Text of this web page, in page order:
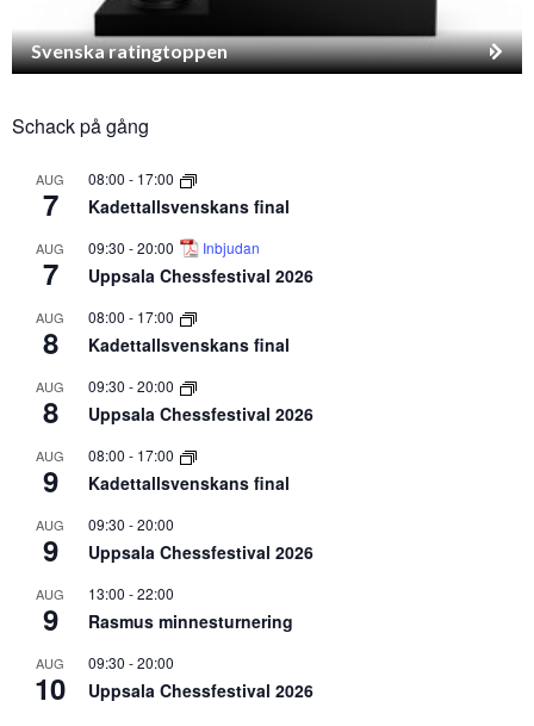
Svenska ratingtoppen
Schack på gång
AUG
7
08:00 - 17:00
Kadettallsvenskans final
AUG
7
09:30 -20:00 Inbjudan
Uppsala Chessfestival 2026
AUG
8
08:00 - 17:00
Kadettallsvenskans final
AUG
8
09:30 -20:00
Uppsala Chessfestival 2026
AUG
9
08:00 - 17:00
Kadettallsvenskans final
AUG
9
09:30 -20:00
Uppsala Chessfestival 2026
AUG
9
13:00 -22:00
Rasmus minnesturnering
AUG
10
09:30 -20:00
Uppsala Chessfestival 2026